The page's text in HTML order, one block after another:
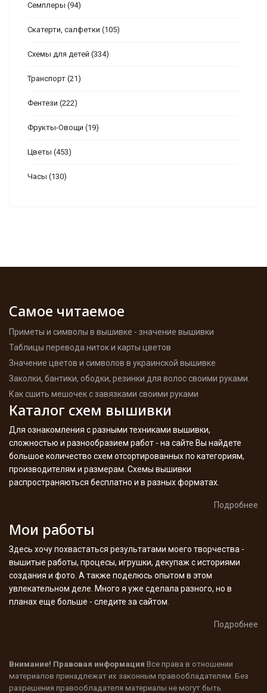
Семплеры (94)
Скатерти, салфетки (105)
Схемы для детей (334)
Транспорт (21)
Фентези (222)
Фрукты-Овощи (19)
Цветы (453)
Часы (130)
Самое читаемое
Приметы и символы в вышивке - значение вышивки
Таблицы перевода ниток и карты цветов
Значение цветов и символов в украинской вышивке
Заколки, бантики, ободки, резинки для волос своими руками.
Как сшить мешочек с завязками своими руками
Каталог схем вышивки
Для ознакомления с разными техниками вышивки,
сложностью и разнообразием работ - на сайте Вы найдете
большое количество схем отсортированных по категориям,
производителям и размерам. Схемы вышивки
распространяються бесплатно и в разных форматах.
Подробнее
Мои работы
Здесь хочу похвастаться результатами моего творчества -
вышитые работы, процесы, игрушки, декупаж с историями
создания и фото. А также поделюсь опытом в этом
увлекательном деле. Много я уже сделала разного, но в
планах еще больше - следите за сайтом.
Подробнее
Внимание! Правовая информация Все права в отношении
материалов принадлежат их законным правообладателям. Без
разрешения правообладателя материалы не могут быть